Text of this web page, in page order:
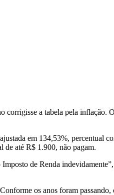
a tabela pela
em 134,53%,
de até R$ 1.900, não pagam.
de Renda
os anos foram